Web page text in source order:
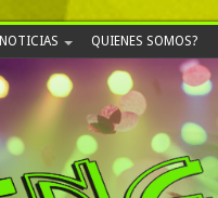
NOTICIAS QUIENES SOMOS?